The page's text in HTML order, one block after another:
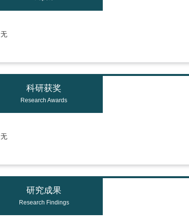
无
科研获奖
Research Awards
无
研究成果
Research Findings